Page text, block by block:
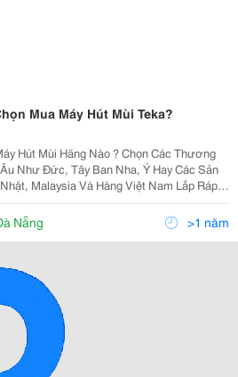
Mua Máy Hút Mùi Teka?
Hút Mùi Hãng Nào ? Chọn Các Thương
Như Đức, Tây Ban Nha, Ý Hay Các Sản
Malaysia Và Hàng Việt Nam Lắp Ráp?
Máy Hút Mùi Có Vô Vàng Kiểu Dáng,
Và Giá Cả Khác Nhau Như Thế Nên Sẽ
Nẵng >1 năm